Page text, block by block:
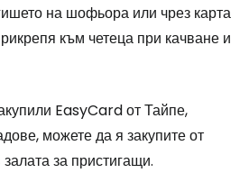
на шофьора или чрез карта
към четеца при качване и
EasyCard от Тайпе,
можете да я закупите от
за пристигащи.